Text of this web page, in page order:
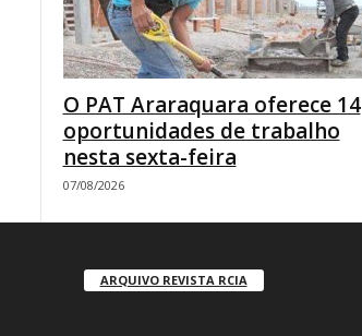
O PAT Araraquara oferece 14
oportunidades de trabalho
nesta sexta-feira
07/08/2026
ARQUIVO REVISTA RCIA